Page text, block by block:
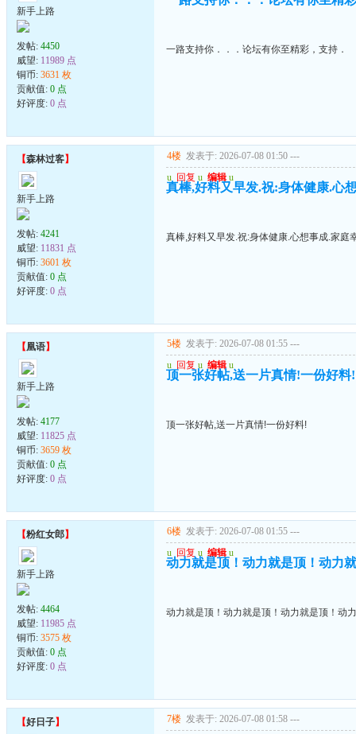
新手上路
发帖: 4450
威望: 11989 点
铜币: 3631 枚
贡献值: 0 点
好评度: 0 点
一路支持你．．．论坛有你至精彩，支持．
【森林过客】
新手上路
发帖: 4241
威望: 11831 点
铜币: 3601 枚
贡献值: 0 点
好评度: 0 点
4楼 发表于: 2026-07-08 01:50 ---
u 回复 u 编辑 u
真棒,好料又早发.祝:身体健康.心
真棒,好料又早发.祝:身体健康.心想事成.家庭
【凰语】
新手上路
发帖: 4177
威望: 11825 点
铜币: 3659 枚
贡献值: 0 点
好评度: 0 点
5楼 发表于: 2026-07-08 01:55 ---
u 回复 u 编辑 u
顶一张好帖,送一片真情!一份好料!
顶一张好帖,送一片真情!一份好料!
【粉红女郎】
新手上路
发帖: 4464
威望: 11985 点
铜币: 3575 枚
贡献值: 0 点
好评度: 0 点
6楼 发表于: 2026-07-08 01:55 ---
u 回复 u 编辑 u
动力就是顶！动力就是顶！动力
动力就是顶！动力就是顶！动力就是顶！动
【好日子】 7楼 发表于: 2026-07-08 01:58 ---